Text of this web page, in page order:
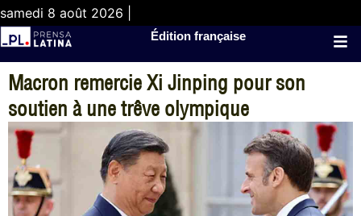
samedi 8 août 2026 |
Édition française
Macron remercie Xi Jinping pour son
soutien à une trêve olympique